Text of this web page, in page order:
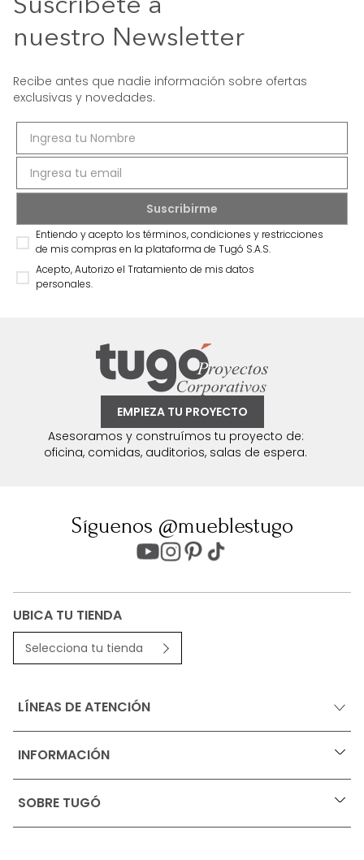
Suscríbete a
nuestro Newsletter
Recibe antes que nadie información sobre ofertas
exclusivas y novedades.
Entiendo y acepto los términos, condiciones y restricciones
de mis compras en la plataforma de Tugó S.A.S.
Acepto, Autorizo el Tratamiento de mis datos
personales.
EMPIEZA TU PROYECTO
Asesoramos y construímos tu proyecto de:
oficina, comidas, auditorios, salas de espera.
Síguenos @mueblestugo
UBICA TU TIENDA
Selecciona tu tienda
LÍNEAS DE ATENCIÓN
INFORMACIÓN +
Ofertas vigentes
Términos, condiciones y restricciones para productos
SOBRE TUGÓ +